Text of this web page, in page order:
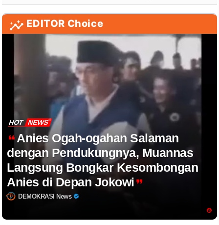
EDITOR Choice
HOT NEWS
Anies Ogah-ogahan Salaman
dengan Pendukungnya, Muannas
Langsung Bongkar Kesombongan
Anies di Depan Jokowi
DEMOKRASI News